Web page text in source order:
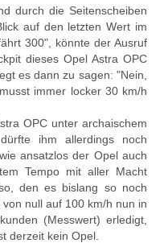
durch die Seitenscheiben
auf den letzten Wert im
300", könnte der Ausruf
dieses Opel Astra OPC
es dann zu sagen: "Nein,
immer locker 30 km/h
OPC unter archaischem
ihm allerdings noch
ansatzlos der Opel auch
Tempo mit aller Macht
den es bislang so noch
null auf 100 km/h nun in
(Messwert) erledigt,
derzeit kein Opel.